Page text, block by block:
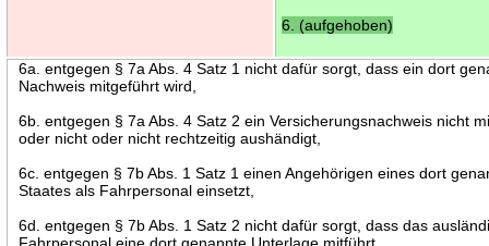
6. (aufgehoben)
6a. entgegen § 7a Abs. 4 Satz 1 nicht dafür sorgt, dass ein dort
Nachweis mitgeführt wird,
6b. entgegen § 7a Abs. 4 Satz 2 ein Versicherungsnachweis nicht
oder nicht oder nicht rechtzeitig aushändigt,
6c. entgegen § 7b Abs. 1 Satz 1 einen Angehörigen eines dort
Staates als Fahrpersonal einsetzt,
6d. entgegen § 7b Abs. 1 Satz 2 nicht dafür sorgt, dass das
Fahrpersonal eine dort genannte Unterlage mitführt,